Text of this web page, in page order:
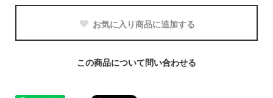
お気に入り商品に追加する
この商品について問い合わせる